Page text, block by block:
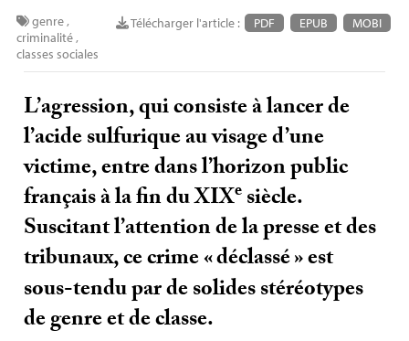
Télécharger l'article : PDF EPUB MOBI
genre,
criminalité,
classes sociales
L’agression, qui consiste à lancer de
l’acide sulfurique au visage d’une
victime, entre dans l’horizon public
français à la fin duXIXesiècle.
Suscitant l’attention de la presse et des
tribunaux, ce crime «déclassé» est
sous-tendu par de solides stéréotypes
de genre et de classe.